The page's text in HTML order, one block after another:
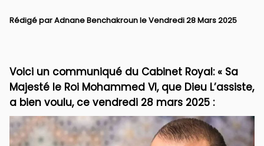
Rédigé parAdnane Benchakrounle Vendredi 28 Mars 2025
​Voici un communiqué du Cabinet Royal: « Sa
Majesté le Roi Mohammed VI, que Dieu L’assiste,
a bien voulu, ce vendredi 28 mars 2025 :